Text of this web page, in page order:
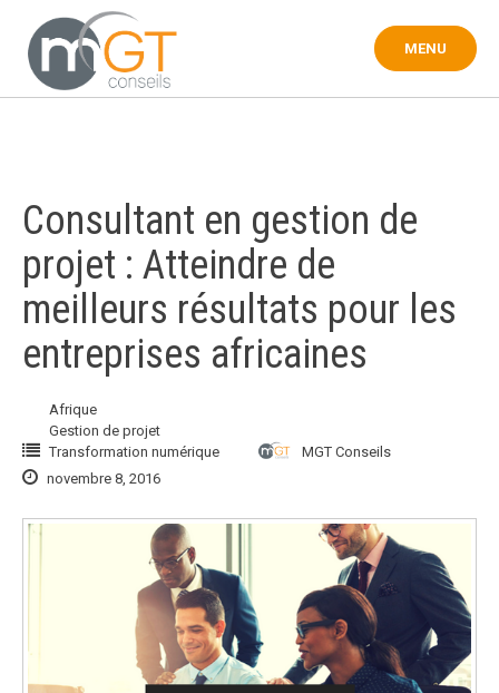
contenu
MENU
Consultant en gestion de
projet : Atteindre de
meilleurs résultats pour les
entreprises africaines
Afrique
Gestion de projet
Transformation numérique
MGT Conseils
novembre 8, 2016